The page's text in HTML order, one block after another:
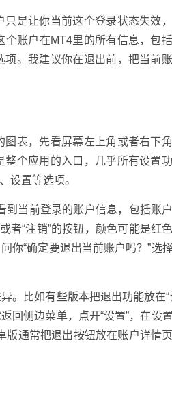
是让你当前这个登录状态失效
账户在MT4里的所有信息，包
。我建议你在退出前，把当前
表，先看屏幕左上角或者右下
个应用的入口，几乎所有设置
设置等选项。
到当前登录的账户信息，包括账
者“注销”的按钮，颜色可能是红
“确定要退出当前账户吗？”选择
。比如有些版本把退出功能放在“
回侧边菜单，点开“设置”，在设
通常把退出按钮放在账户详情页